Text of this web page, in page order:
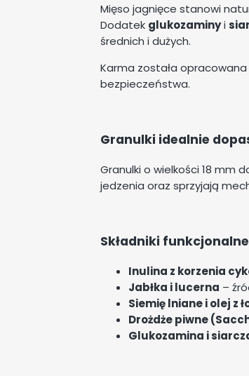
Mięso jagnięce stanowi
Dodatek glukozaminyi
średnich i dużych.
Karma została
bezpieczeństwa.
Granulki idealnie
Granulki o wielkości 18 mm
jedzenia oraz sprzyjają
Składniki
Inulina z korzenia
Jabłka i lucerna –
Siemię lniane i olej z
Drożdże piwne
Glukozamina i